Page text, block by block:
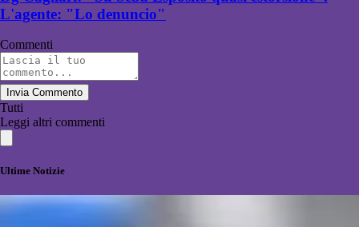
L'agente: "Lo denuncio"
Commenti
Invia Commento
Tutti
Leggi altri commenti
Ultime Notizie